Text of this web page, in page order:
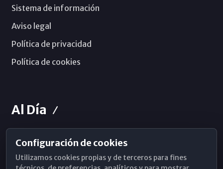
Sistema de información
Aviso legal
Política de privacidad
Política de cookies
Al Día
Horarios de Misa
Hemeroteca
Configuración de cookies
Utilizamos cookies propias y de terceros para fines